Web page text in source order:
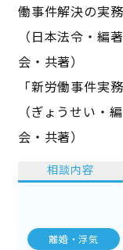
働事件解決の実務
（日本法令・編
会・共著）
「新労働事件実
（ぎょうせい・
会・共著）
相談内容
離婚・浮気